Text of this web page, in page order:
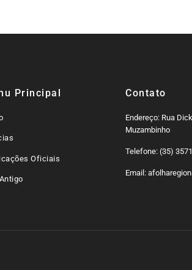
Principal
Oficiais
Contato
Endereço: Rua
Muzambinho
Telefone: (35)
Email: